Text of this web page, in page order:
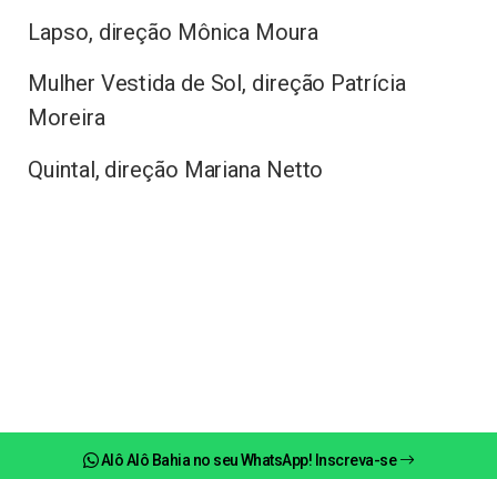
Alô Alô Bahia no seu WhatsApp! Inscreva-se
Lapso, direção Mônica Moura
Mulher Vestida de Sol, direção Patrícia
Moreira
Quintal, direção Mariana Netto